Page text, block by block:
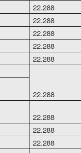
22.288
22.288
22.288
22.288
22.288
22.288
22.288
22.288
22.288